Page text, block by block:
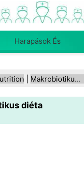
Harapások És
Családi
Mentális Egészség
És
Makrobiotikus étrend
diéta